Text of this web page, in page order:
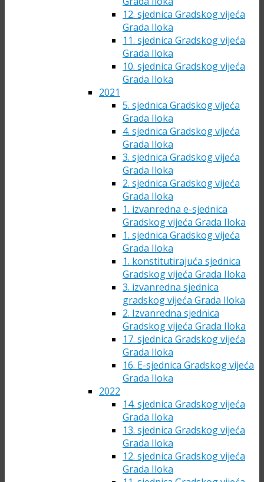
12. sjednica Gradskog vijeća
Grada Iloka
11. sjednica Gradskog vijeća
Grada Iloka
10. sjednica Gradskog vijeća
Grada Iloka
2021
5. sjednica Gradskog vijeća
Grada Iloka
4. sjednica Gradskog vijeća
Grada Iloka
3. sjednica Gradskog vijeća
Grada Iloka
2. sjednica Gradskog vijeća
Grada Iloka
1. izvanredna e-sjednica
Gradskog vijeća Grada Iloka
1. sjednica Gradskog vijeća
Grada Iloka
1. konstitutirajuća sjednica
Gradskog vijeća Grada Iloka
3. izvanredna sjednica
gradskog vijeća Grada Iloka
2. Izvanredna sjednica
Gradskog vijeća Grada Iloka
17. sjednica Gradskog vijeća
Grada Iloka
16. E-sjednica Gradskog vijeća
Grada Iloka
2022
14. sjednica Gradskog vijeća
Grada Iloka
13. sjednica Gradskog vijeća
Grada Iloka
12. sjednica Gradskog vijeća
Grada Iloka